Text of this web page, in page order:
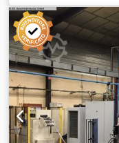
XZHGB50-12050,
manuale, SI PREGA
DI PRODUZIONE
GENNAIO NON È
L'INSERZIONE NON
vendita una linea di
Ungheria. 1. La linea
in modalità continua
della materia prima
sistema completo in